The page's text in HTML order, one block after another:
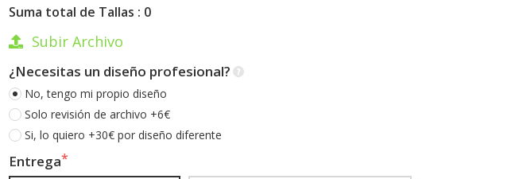
Suma total de Tallas : 0
Subir Archivo
¿Necesitas un diseño profesional?
No, tengo mi propio diseño
Solo revisión de archivo +6€
Si, lo quiero +30€ por diseño diferente
Entrega